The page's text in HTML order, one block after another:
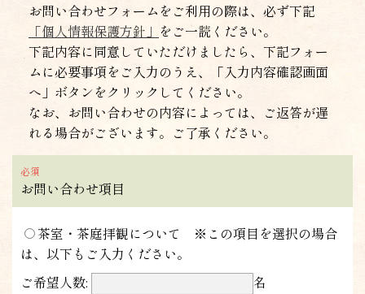
お問い合わせフォームをご利用の際は、必ず下記
「個人情報保護方針」 をご一読ください。
下記内容に同意していただけましたら、下記フォー
ムに必要事項をご入力のうえ、「入力内容確認画面
へ」ボタンをクリックしてください。
なお、お問い合わせの内容によっては、ご返答が遅
れる場合がございます。ご了承ください。
お問い合わせ項目
茶室・茶庭拝観について ※この項目を選択の場合
は、以下もご入力ください。
ご希望人数:
名